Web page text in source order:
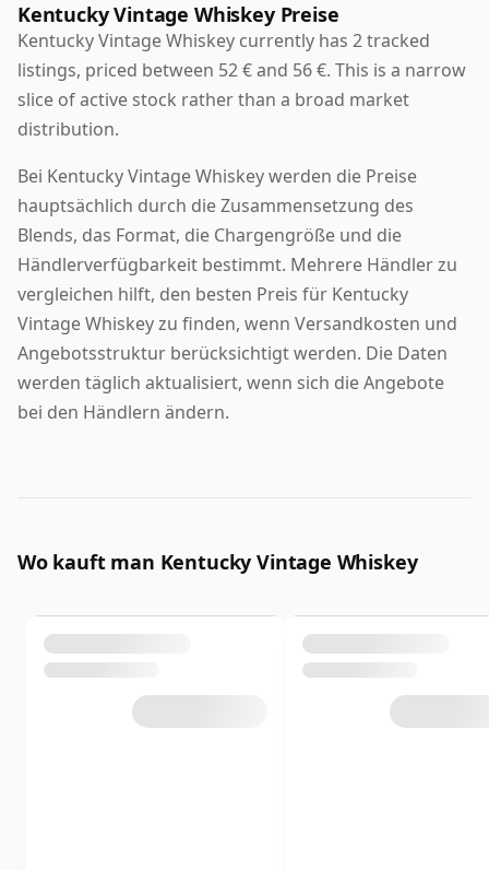
Kentucky Vintage Whiskey Preise
Kentucky Vintage Whiskey currently has 2 tracked
listings, priced between 52 € and 56 €. This is a narrow
slice of active stock rather than a broad market
distribution.
Bei Kentucky Vintage Whiskey werden die Preise
hauptsächlich durch die Zusammensetzung des
Blends, das Format, die Chargengröße und die
Händlerverfügbarkeit bestimmt. Mehrere Händler zu
vergleichen hilft, den besten Preis für Kentucky
Vintage Whiskey zu finden, wenn Versandkosten und
Angebotsstruktur berücksichtigt werden. Die Daten
werden täglich aktualisiert, wenn sich die Angebote
bei den Händlern ändern.
Wo kauft man Kentucky Vintage Whiskey